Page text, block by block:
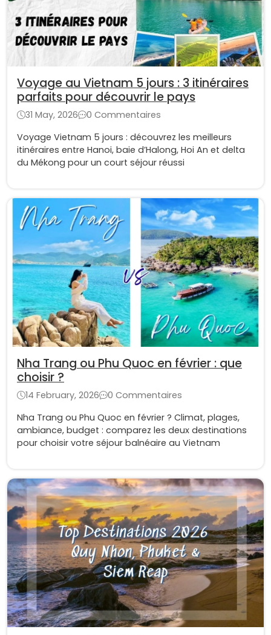
Voyage au Vietnam 5 jours : 3 itinéraires
parfaits pour découvrir le pays
31 May, 2026
0 Commentaires
Voyage Vietnam 5 jours : découvrez les meilleurs
itinéraires entre Hanoi, baie d’Halong, Hoi An et delta
du Mékong pour un court séjour réussi
Nha Trang ou Phu Quoc en février : que
choisir ?
14 February, 2026
0 Commentaires
Nha Trang ou Phu Quoc en février ? Climat, plages,
ambiance, budget : comparez les deux destinations
pour choisir votre séjour balnéaire au Vietnam